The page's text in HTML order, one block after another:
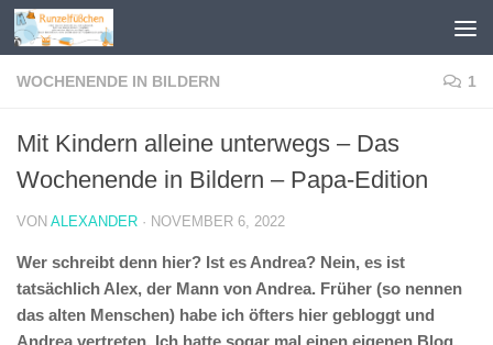
Zum Inhalt springen
WOCHENENDE IN BILDERN 1
Mit Kindern alleine unterwegs – Das
Wochenende in Bildern – Papa-Edition
VON ALEXANDER · NOVEMBER 6, 2022
Wer schreibt denn hier? Ist es Andrea? Nein, es ist
tatsächlich Alex, der Mann von Andrea. Früher (so nennen
das alten Menschen) habe ich öfters hier gebloggt und
Andrea vertreten. Ich hatte sogar mal einen eigenen Blog,